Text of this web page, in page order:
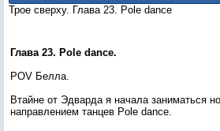
Трое сверху. Глава 23. Pole dance
Глава 23. Pole dance.
POV Белла.
Втайне от Эдварда я начала заниматься
направлением танцев Pole dance.